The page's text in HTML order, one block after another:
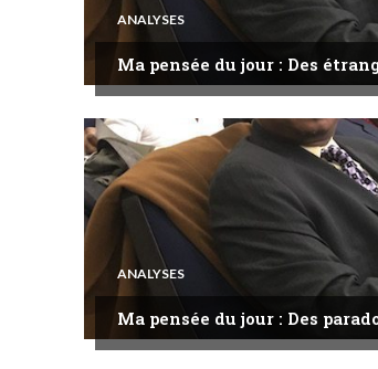
ANALYSES
Ma pensée du jour : Des
ANALYSES
Ma pensée du jour : Des